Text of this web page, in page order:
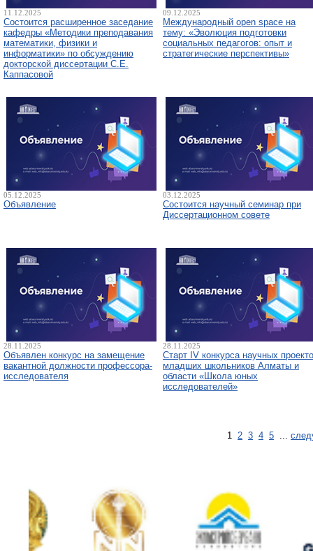
11.12.2025
Состоится расширенное заседание
кафедры «Методики преподавания
математики, физики и
информатики» по обсуждению
докторской диссертации С.Е.
Каппасовой
09.12.2025
Международный open space на
тему: «Эволюция подготовки
социальных педагогов: опыт и
стратегические перспективы»
05.12.2025
Объявление
03.12.2025
Состоится научный семинар при
Диссертационном совете
28.11.2025
Объявлен конкурс на замещение
вакантной должности профессора-
исследователя
28.11.2025
Старт IV конкурса научных
младших школьников Алматы и
области «Школа юных
исследователей»
1 2 3 4 5 ...